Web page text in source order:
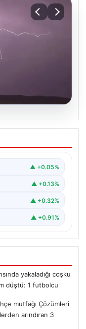
▲ +0.05%
▲ +0.13%
▲ +0.32%
▲ +0.91%
yakaladığı coşku
düştü: 1 futbolcu
mutfağı Çözümleri
arındıran 3